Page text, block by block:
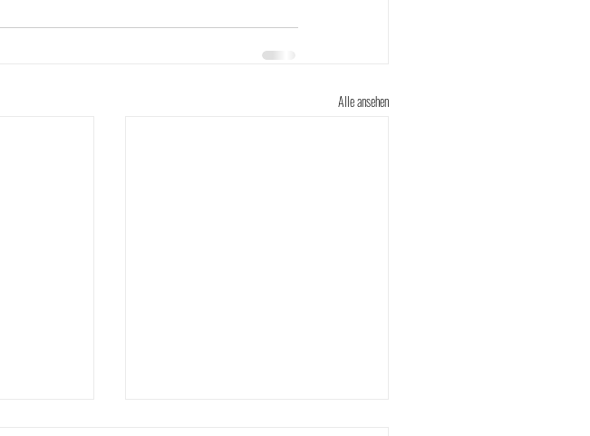
Alle ansehen